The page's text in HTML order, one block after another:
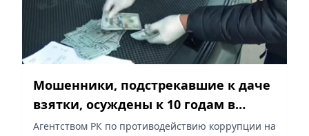
Мошенники, подстрекавшие к даче
взятки, осуждены к 10 годам в
Астане
Агентством РК по противодействию коррупции на